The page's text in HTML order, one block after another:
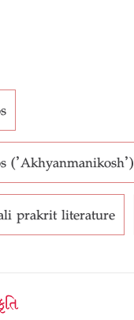
prakrit literature